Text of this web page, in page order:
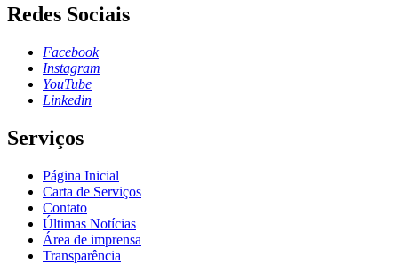
Redes Sociais
Facebook
Instagram
YouTube
Linkedin
Serviços
Página Inicial
Carta de Serviços
Contato
Últimas Notícias
Área de imprensa
Transparência